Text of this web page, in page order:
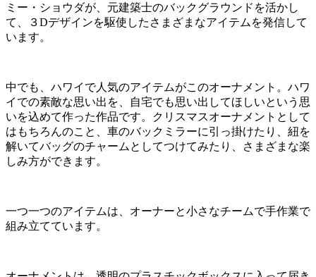
ミー・ショウダが、元建築士のバックグラウンドを活かし
て、３Dデザインを駆使したさまざまなアイテムを発信して
います。
中でも、ハワイで人気のアイテムがこのオーナメント。ハワ
イでの素敵な思い出を、自宅でも思い出してほしいという思
いを込めて作った作品です。クリスマスオーナメントとして
はもちろんのこと、車のバックミラーに引っ掛けたり、紐を
解いてバッグのチャームとしてつけてみたり、さまざまな楽
しみ方ができます。
一つ一つのアイテムは、オーナーと小さなチームで手作業で
組み立てています。